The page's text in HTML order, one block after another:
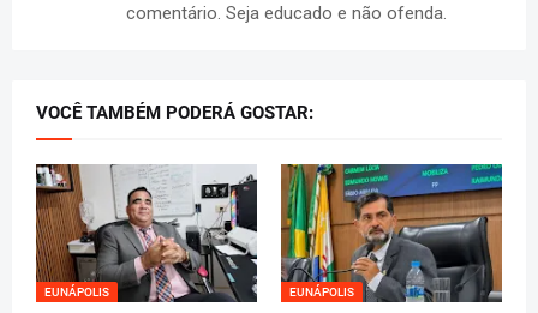
comentário. Seja educado e não ofenda.
VOCÊ TAMBÉM PODERÁ GOSTAR:
EUNÁPOLIS EUNÁPOLIS